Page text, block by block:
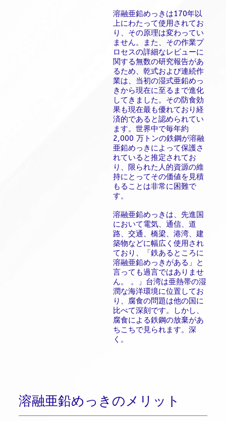
溶融亜鉛めっきは170年以
上にわたって使用されてお
り、その原理は変わってい
ません。また、その作業プ
ロセスの詳細なレビューに
関する無数の研究報告があ
るため、乾式および連続作
業は、当初の湿式亜鉛めっ
きから現在に至るまで進化
してきました。その防食効
果も現在最も優れており経
済的であると認められてい
ます。世界中で毎年約
2,000 万トンの鉄鋼が溶融
亜鉛めっきによって保護さ
れていると推定されてお
り、限られた人的資源の維
持にとってその価値を見積
もることは非常に困難で
す。
溶融亜鉛めっきは、先進国
において電気、通信、道
路、交通、橋梁、港湾、建
築物などに幅広く使用され
ており、「鉄あるところに
溶融亜鉛めっきがある」と
言っても過言ではありませ
ん。 。」台湾は亜熱帯の湿
潤な海洋環境に位置してお
り、腐食の問題は他の国に
比べて深刻です。しかし、
腐食による鉄鋼の放棄があ
ちこちで見られます。深
く。
溶融亜鉛めっきのメリット